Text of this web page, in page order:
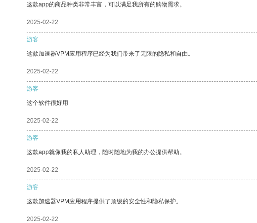
这款app的商品种类非常丰富，可以满足我所有的购物需求。
2025-02-22
游客
这款加速器VPM应用程序已经为我们带来了无限的隐私和自由。
2025-02-22
游客
这个软件很好用
2025-02-22
游客
这款app就像我的私人助理，随时随地为我的办公提供帮助。
2025-02-22
游客
这款加速器VPM应用程序提供了顶级的安全性和隐私保护。
2025-02-22